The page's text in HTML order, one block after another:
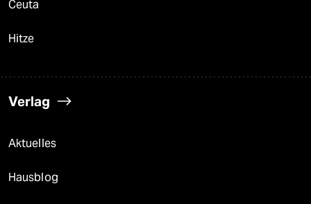
Ceuta
Hitze
Verlag
Aktuelles
Hausblog